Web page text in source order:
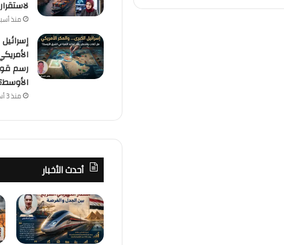
منذ
رسم
منذ 3 أسابيع
أحدث الأخبار